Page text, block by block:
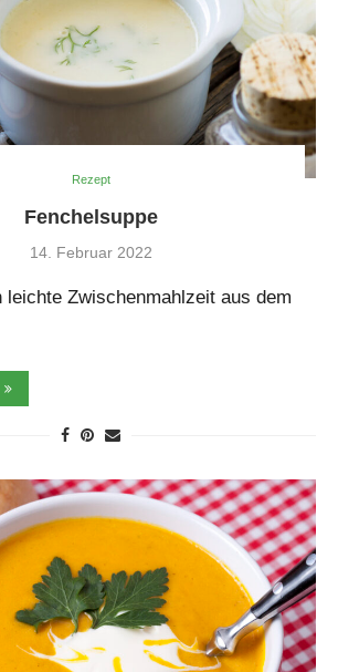
Rezept
Fenchelsuppe
14. Februar 2022
leichte Zwischenmahlzeit aus dem